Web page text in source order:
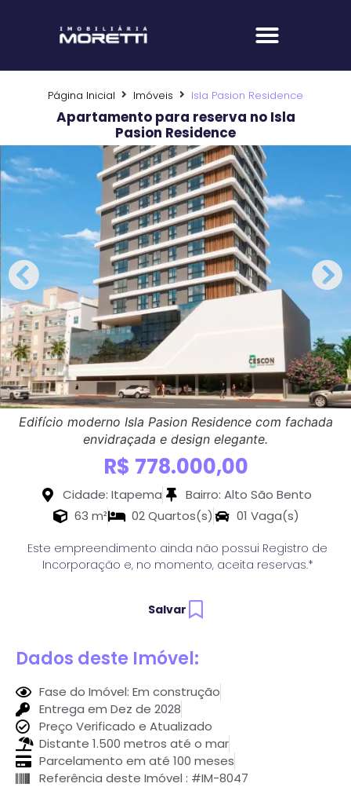
Página Inicial Imóveis Isla Pasion Residence
Apartamento para reserva no Isla
Pasion Residence
Edifício moderno Isla Pasion Residence com fachada
envidraçada e design elegante.
R$ 778.000,00
Cidade: Itapema
Bairro: Alto São Bento
63 m²
02 Quartos(s) 01 Vaga(s)
Este empreendimento ainda não possui Registro de
Incorporação e, no momento, aceita reservas.*
Salvar
Dados deste Imóvel:
Fase do Imóvel: Em construção
Entrega em Dez de 2028
Preço Verificado e Atualizado
Distante 1.500 metros até o mar
Parcelamento em até 100 meses
Referência deste Imóvel : #IM-8047